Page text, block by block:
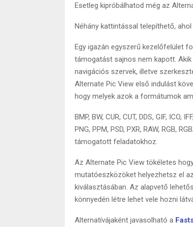
Esetleg kipróbálhatod még az
Néhány kattintással telepíthető,
Egy igazán egyszerű kezelőfelület
támogatást sajnos nem kapott.
navigációs szervek, illetve
Alternate Pic View első indulást
hogy melyek azok a formátumok
BMP, BW, CUR, CUT, DDS, GIF, ICO,
PNG, PPM, PSD, PXR, RAW, RGB,
támogatott feladatokhoz.
Az Alternate Pic View tökéletes
mutatóeszközöket helyezhetsz el
kiválasztásában. Az alapvető
könnyedén létre lehet vele hozni
Alternatívájaként javasolható a